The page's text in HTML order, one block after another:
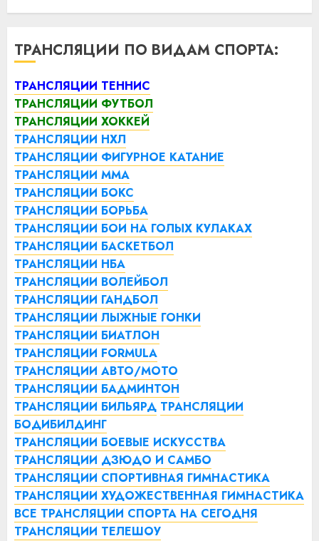
ТРАНСЛЯЦИИ ПО ВИДАМ СПОРТА:
ТРАНСЛЯЦИИ ТЕННИС
ТРАНСЛЯЦИИ ФУТБОЛ
ТРАНСЛЯЦИИ ХОККЕЙ
ТРАНСЛЯЦИИ НХЛ
ТРАНСЛЯЦИИ ФИГУРНОЕ КАТАНИЕ
ТРАНСЛЯЦИИ ММА
ТРАНСЛЯЦИИ БОКС
ТРАНСЛЯЦИИ БОРЬБА
ТРАНСЛЯЦИИ БОИ НА ГОЛЫХ КУЛАКАХ
ТРАНСЛЯЦИИ БАСКЕТБОЛ
ТРАНСЛЯЦИИ НБА
ТРАНСЛЯЦИИ ВОЛЕЙБОЛ
ТРАНСЛЯЦИИ ГАНДБОЛ
ТРАНСЛЯЦИИ ЛЫЖНЫЕ ГОНКИ
ТРАНСЛЯЦИИ БИАТЛОН
ТРАНСЛЯЦИИ FORMULA
ТРАНСЛЯЦИИ АВТО/МОТО
ТРАНСЛЯЦИИ БАДМИНТОН
ТРАНСЛЯЦИИ БИЛЬЯРД ТРАНСЛЯЦИИ
БОДИБИЛДИНГ
ТРАНСЛЯЦИИ БОЕВЫЕ ИСКУССТВА
ТРАНСЛЯЦИИ ДЗЮДО И САМБО
ТРАНСЛЯЦИИ СПОРТИВНАЯ ГИМНАСТИКА
ТРАНСЛЯЦИИ ХУДОЖЕСТВЕННАЯ ГИМНАСТИКА
ВСЕ ТРАНСЛЯЦИИ СПОРТА НА СЕГОДНЯ
ТРАНСЛЯЦИИ ТЕЛЕШОУ